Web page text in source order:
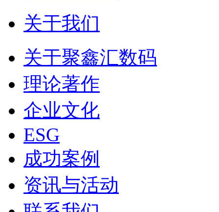
关于我们
关于聚鑫汇数码
理论著作
企业文化
ESG
成功案例
资讯与活动